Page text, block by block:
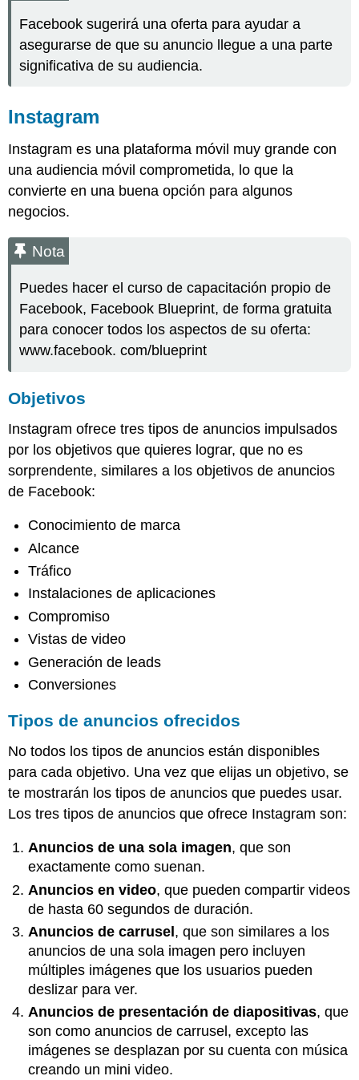
Facebook sugerirá una oferta para ayudar a
asegurarse de que su anuncio llegue a una parte
significativa de su audiencia.
Instagram
Instagram es una plataforma móvil muy grande con
una audiencia móvil comprometida, lo que la
convierte en una buena opción para algunos
negocios.
Nota
Puedes hacer el curso de capacitación propio de
Facebook, Facebook Blueprint, de forma gratuita
para conocer todos los aspectos de su oferta:
www.facebook. com/blueprint
Objetivos
Instagram ofrece tres tipos de anuncios impulsados
por los objetivos que quieres lograr, que no es
sorprendente, similares a los objetivos de anuncios
de Facebook:
Conocimiento de marca
Alcance
Tráfico
Instalaciones de aplicaciones
Compromiso
Vistas de video
Generación de leads
Conversiones
Tipos de anuncios ofrecidos
No todos los tipos de anuncios están disponibles
para cada objetivo. Una vez que elijas un objetivo, se
te mostrarán los tipos de anuncios que puedes usar.
Los tres tipos de anuncios que ofrece Instagram son:
Anuncios de una sola imagen, que son
exactamente como suenan.
Anuncios en video, que pueden compartir videos
de hasta 60 segundos de duración.
Anuncios de carrusel, que son similares a los
anuncios de una sola imagen pero incluyen
múltiples imágenes que los usuarios pueden
deslizar para ver.
Anuncios de presentación de diapositivas, que
son como anuncios de carrusel, excepto las
imágenes se desplazan por su cuenta con música
creando un mini video.